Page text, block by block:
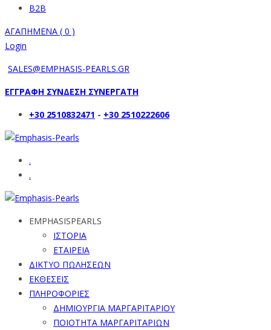
B2B
ΑΓΑΠΗΜΕΝΑ ( 0 )
Login
SALES@EMPHASIS-PEARLS.GR
ΕΓΓΡΑΦΗ ΣΥΝΔΕΣΗ ΣΥΝΕΡΓΑΤΗ
+30 2510832471 - +30 2510222606
.
.
EMPHASISPEARLS
ΙΣΤΟΡΙΑ
ΕΤΑΙΡΕΙΑ
ΔΙΚΤΥΟ ΠΩΛΗΣΕΩΝ
ΕΚΘΕΣΕΙΣ
ΠΛΗΡΟΦΟΡΙΕΣ
ΔΗΜΙΟΥΡΓΙΑ ΜΑΡΓΑΡΙΤΑΡΙΟΥ
ΠΟΙΟΤΗΤΑ ΜΑΡΓΑΡΙΤΑΡΙΩΝ